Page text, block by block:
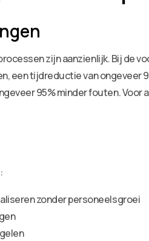
zijn aanzienlijk. Bij de
een tijdreductie van
95% minder fouten.
zonder personeelsgroei